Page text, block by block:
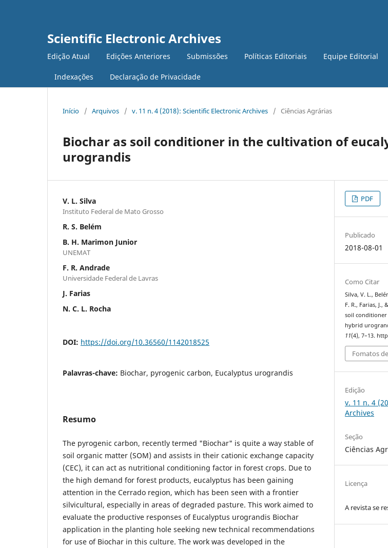
Scientific Electronic Archives
Edição Atual Edições Anteriores Submissões Políticas Editoriais Equipe Editorial
Indexações Declaração de Privacidade
Início / Arquivos / v. 11 n. 4 (2018): Scientific Electronic Archives / Ciências Agrárias
Biochar as soil conditioner in the cultivation of
urograndis
V. L. Silva
Instituto Federal de Mato Grosso
R. S. Belém
B. H. Marimon Junior
UNEMAT
F. R. Andrade
Universidade Federal de Lavras
J. Farias
N. C. L. Rocha
DOI: https://doi.org/10.36560/1142018525
Palavras-chave: Biochar, pyrogenic carbon, Eucalyptus urograndis
Resumo
The pyrogenic carbon, recently termed "Biochar" is quite a way stable of
soil organic matter (SOM) and assists in their cationic exchange capacity
(CEC), it can act as nutritional conditioning factor in forest crops. Due to
the high demand for forest products, eucalyptus has been gaining
attention in the Cerrado region, which has been seen with a frontier
silvicultural, especially in areas of degraded pasture. This work aimed to
evaluate the productive responses of Eucalyptus urograndis Biochar
application in the planting hole seeking new technical recommendations
for use of Biochar in this culture. The work was developed in the
PDF
Publicado
2018-08-01
Como Citar
Silva, V. L.,
F. R., Farias, J.,
soil
hybrid
11(4), 7–13.
Fomatos
Edição
v. 11 n. 4
Archives
Seção
Ciências
Licença
A revista se